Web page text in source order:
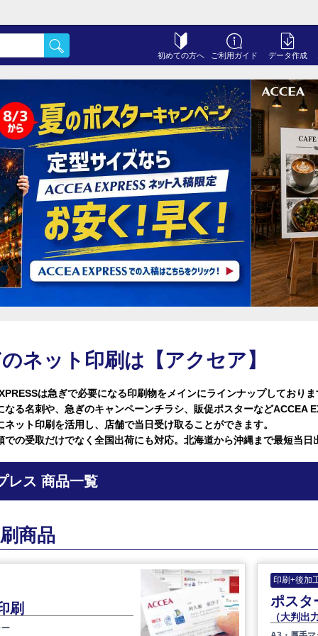
初めての方へ ご利用ガイド データ作成
ネット印刷は【アクセア】
は急ぎで必要になる印刷物をメインにラインナップしており
なる名刺や、急ぎのキャンペーンチラシ、販促ポスターなどACCEA
ネット印刷を活用し、店舗で当日受け取ることができます。
での受取だけでなく全国出荷にも対応。北海道から沖縄まで最短当日
レス 商品一覧
商品
刷
印刷+後加
ポスタ
（大判出